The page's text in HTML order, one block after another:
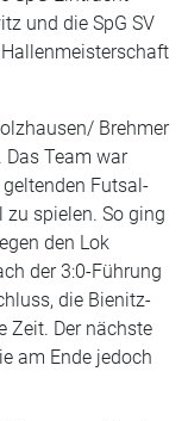
und die SpG SV
Brehmer
Team war
Futsal-
spielen. So ging
den Lok
der 3:0-Führung
die Bienitz-
Zeit. Der nächste
am Ende jedoch